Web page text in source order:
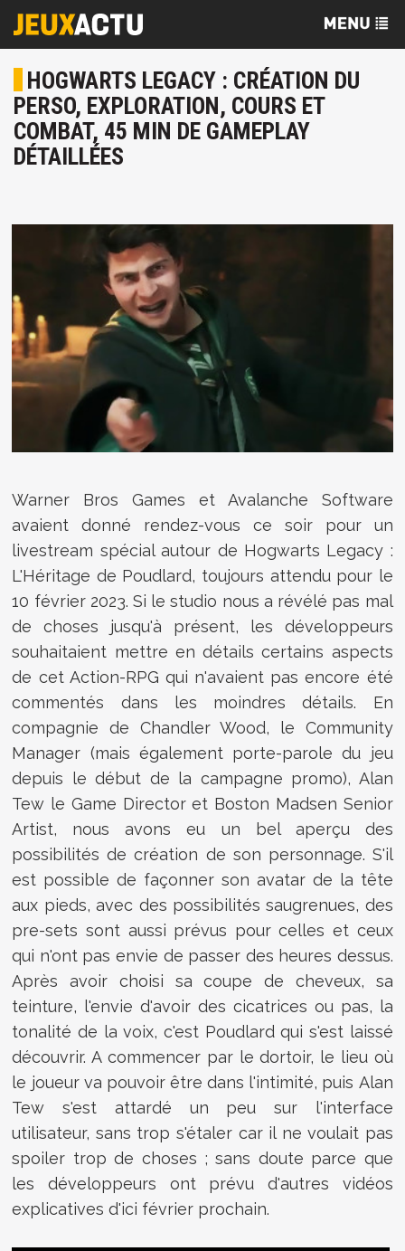
HOGWARTS LEGACY : CRÉATION DU
PERSO, EXPLORATION, COURS ET
COMBAT, 45 MIN DE GAMEPLAY
DÉTAILLÉES
Warner Bros Games et Avalanche Software
avaient donné rendez-vous ce soir pour un
livestream spécial autour de Hogwarts Legacy :
L'Héritage de Poudlard, toujours attendu pour le
10 février 2023. Si le studio nous a révélé pas mal
de choses jusqu'à présent, les développeurs
souhaitaient mettre en détails certains aspects
de cet Action-RPG qui n'avaient pas encore été
commentés dans les moindres détails. En
compagnie de Chandler Wood, le Community
Manager (mais également porte-parole du jeu
depuis le début de la campagne promo), Alan
Tew le Game Director et Boston Madsen Senior
Artist, nous avons eu un bel aperçu des
possibilités de création de son personnage. S'il
est possible de façonner son avatar de la tête
aux pieds, avec des possibilités saugrenues, des
pre-sets sont aussi prévus pour celles et ceux
qui n'ont pas envie de passer des heures dessus.
Après avoir choisi sa coupe de cheveux, sa
teinture, l'envie d'avoir des cicatrices ou pas, la
tonalité de la voix, c'est Poudlard qui s'est laissé
découvrir. A commencer par le dortoir, le lieu où
le joueur va pouvoir être dans l'intimité, puis Alan
Tew s'est attardé un peu sur l'interface
utilisateur, sans trop s'étaler car il ne voulait pas
spoiler trop de choses ; sans doute parce que
les développeurs ont prévu d'autres vidéos
explicatives d'ici février prochain.